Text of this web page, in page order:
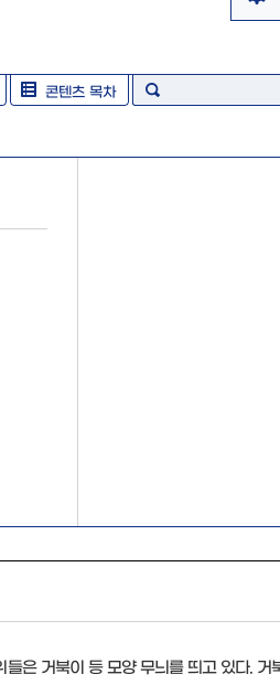
콘텐츠 목차
은 거북이 등 모양 무늬를 띄고 있다. 거